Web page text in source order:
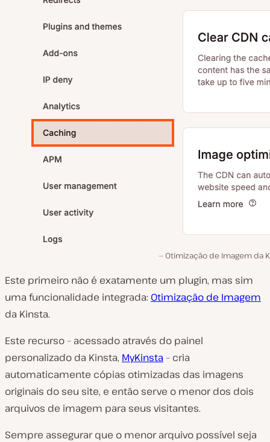
Otimização de Imagem da
Este primeiro não é exatamente um plugin, mas sim
uma funcionalidade integrada: Otimização de Imagem
da Kinsta.
Este recurso – acessado através do painel
personalizado da Kinsta, MyKinsta– cria
automaticamente cópias otimizadas das imagens
originais do seu site, e então serve o menor dos dois
arquivos de imagem para seus visitantes.
Sempre assegurar que o menor arquivo possível seja